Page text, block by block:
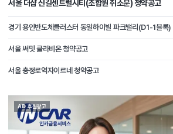
서울 더샵 신길센트럴시티(조합원 취소분) 청약공고
경기 용인반도체클러스터 동일하이빌 파크밸리(D1-1블록)
서울 써밋 클라비온 청약공고
서울 충정로역자이르네 청약공고
AD 후원광고